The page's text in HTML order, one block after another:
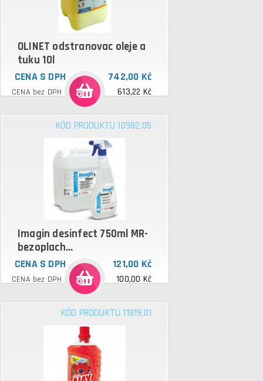
OLINET odstranovac oleje a
tuku 10l
CENA S DPH 742,00 Kč
CENA bez DPH 613,22 Kč
KÓD PRODUKTU 10982,05
Imagin desinfect 750ml MR-
bezoplach...
CENA S DPH 121,00 Kč
CENA bez DPH 100,00 Kč
KÓD PRODUKTU 11819,01